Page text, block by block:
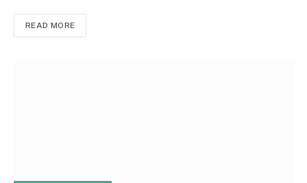
READ MORE